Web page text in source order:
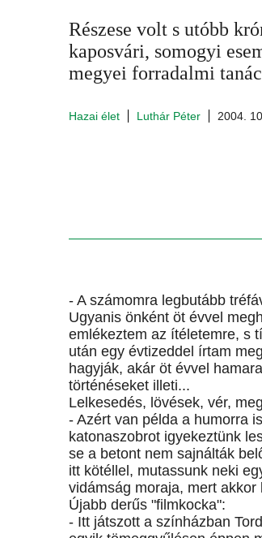
Részese volt s utóbb
kaposvári, somogyi
megyei forradalmi
Hazai élet Luthár Péter 2004.
- A számomra legbutább
Ugyanis önként öt évvel
emlékeztem az ítéletemre, s
után egy évtizeddel írtam
hagyják, akár öt évvel
történéseket illeti...
Lelkesedés, lövések, vér,
- Azért van példa a humorra
katonaszobrot igyekeztünk
se a betont nem sajnálták
itt kötéllel, mutassunk neki
vidámság moraja, mert
Újabb derűs "filmkocka":
- Itt játszott a színházban